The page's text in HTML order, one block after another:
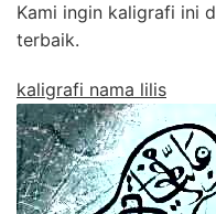
Kami ingin kaligrafi ini
terbaik.
kaligrafi nama lilis